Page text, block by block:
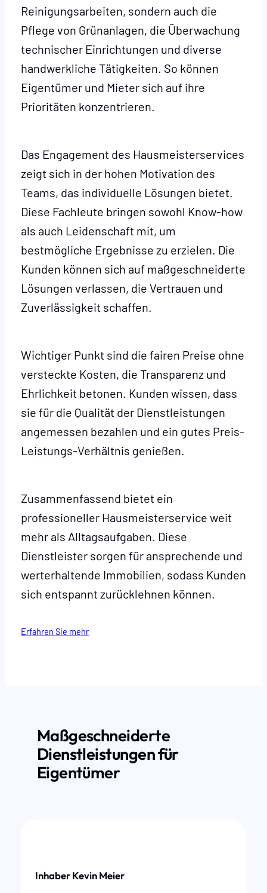
Reinigungsarbeiten, sondern auch die
Pflege von Grünanlagen, die Überwachung
technischer Einrichtungen und diverse
handwerkliche Tätigkeiten. So können
Eigentümer und Mieter sich auf ihre
Prioritäten konzentrieren.
Das Engagement des Hausmeisterservices
zeigt sich in der hohen Motivation des
Teams, das individuelle Lösungen bietet.
Diese Fachleute bringen sowohl Know-how
als auch Leidenschaft mit, um
bestmögliche Ergebnisse zu erzielen. Die
Kunden können sich auf maßgeschneiderte
Lösungen verlassen, die Vertrauen und
Zuverlässigkeit schaffen.
Wichtiger Punkt sind die fairen Preise ohne
versteckte Kosten, die Transparenz und
Ehrlichkeit betonen. Kunden wissen, dass
sie für die Qualität der Dienstleistungen
angemessen bezahlen und ein gutes Preis-
Leistungs-Verhältnis genießen.
Zusammenfassend bietet ein
professioneller Hausmeisterservice weit
mehr als Alltagsaufgaben. Diese
Dienstleister sorgen für ansprechende und
werterhaltende Immobilien, sodass Kunden
sich entspannt zurücklehnen können.
Erfahren Sie mehr
Maßgeschneiderte
Dienstleistungen für
Eigentümer
Inhaber Kevin Meier